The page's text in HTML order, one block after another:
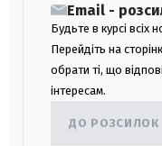
Email -
Будьте в курсі всіх
Перейдіть на
обрати ті, що
інтересам.
ДО РОЗСИЛОК